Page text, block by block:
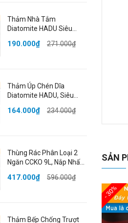
SẢN
- 30%
Thảm Nhà Tắm
Diatomite HADU Siêu
Khô Nhanh, 40x60cm,
190.000₫ 271.000₫
Thảm Úp Chén Dĩa
Diatomite HADU, Siêu
Chống Trượt, 40x50cm,
164.000₫ 234.000₫
Thùng Rác Phân Loại 2
Ngăn CCKO 9L, Nắp Nhấn
Nhiều Màu
417.000₫ 596.000₫
Thảm Bếp Chống Trượt